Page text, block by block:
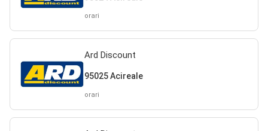
orari
Ard Discount
95025 Acireale
orari